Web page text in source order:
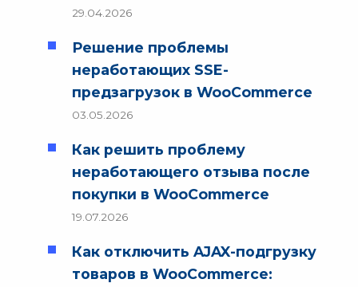
29.04.2026
Решение проблемы
неработающих SSE-
предзагрузок в WooCommerce
03.05.2026
Как решить проблему
неработающего отзыва после
покупки в WooCommerce
19.07.2026
Как отключить AJAX-подгрузку
товаров в WooCommerce: